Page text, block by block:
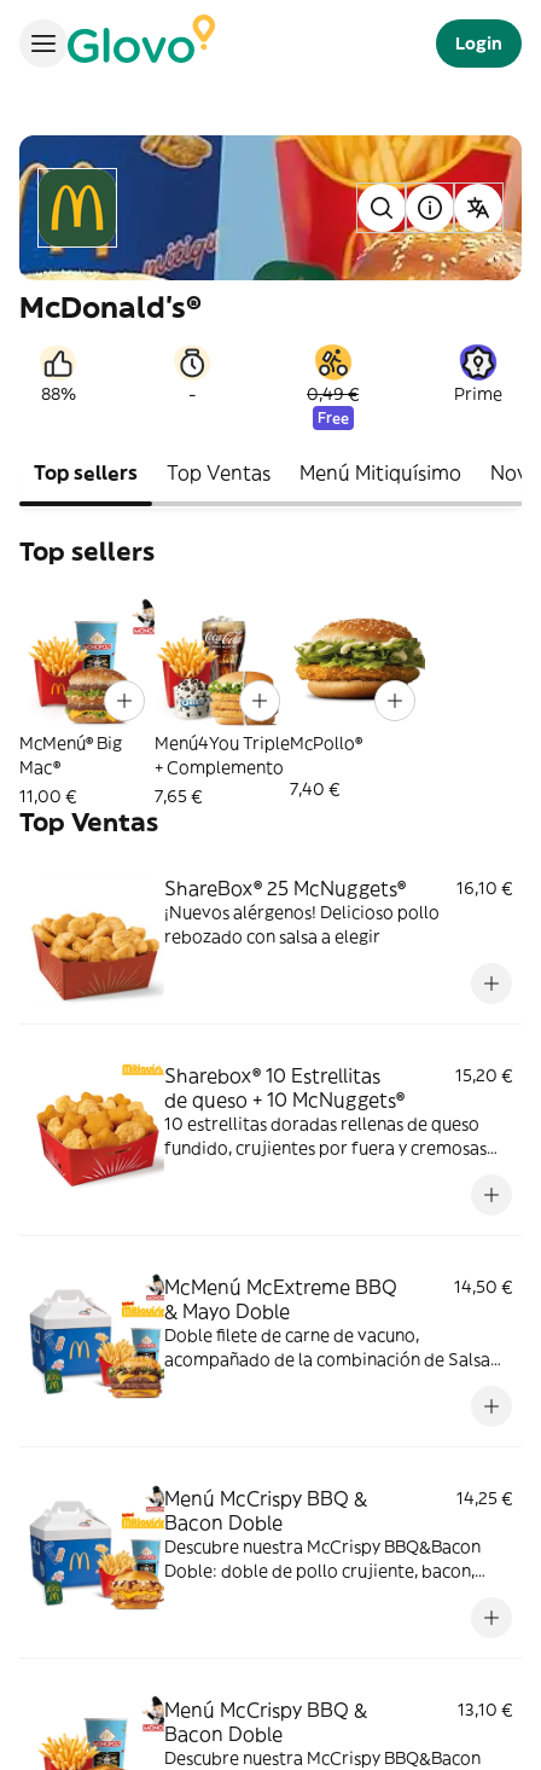
Login
McDonald's®
88% - 0,49 €
Free
Prime
Top sellers Top Ventas Menú Mitiquísimo
Top sellers
McMenú® Big
Mac®
11,00 €
Menú4You Triple
+ Complemento
7,65 €
McPollo®
7,40 €
Top Ventas
ShareBox® 25 McNuggets®
16,10 €
¡Nuevos alérgenos! Delicioso pollo
rebozado con salsa a elegir
Sharebox® 10 Estrellitas
de queso + 10 McNuggets®
15,20 €
10 estrellitas doradas rellenas de queso
fundido, crujientes por fuera y cremosas
McMenú McExtreme BBQ
& Mayo Doble
14,50 €
Doble filete de carne de vacuno,
acompañado de la combinación de Salsa
doble de cheddar, lechuga fresca y tiras de
Menú McCrispy BBQ &
Bacon Doble
14,25 €
Descubre nuestra McCrispy BBQ&Bacon
Doble: doble de pollo crujiente, bacon,
Menú McCrispy BBQ &
Bacon Doble
13,10 €
Descubre nuestra McCrispy BBQ&Bacon